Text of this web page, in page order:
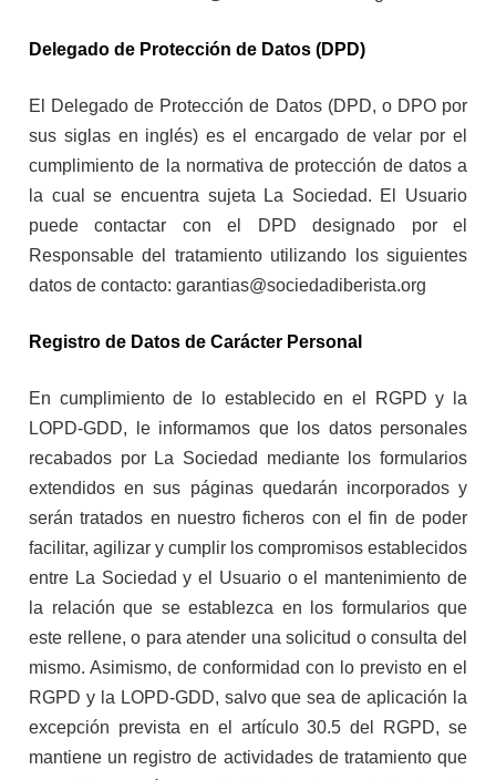
Delegado de Protección de Datos (DPD)
El Delegado de Protección de Datos (DPD, o DPO por
sus siglas en inglés) es el encargado de velar por el
cumplimiento de la normativa de protección de datos a
la cual se encuentra sujeta La Sociedad. El Usuario
puede contactar con el DPD designado por el
Responsable del tratamiento utilizando los siguientes
datos de contacto: garantias@sociedadiberista.org
Registro de Datos de Carácter Personal
En cumplimiento de lo establecido en el RGPD y la
LOPD-GDD, le informamos que los datos personales
recabados por La Sociedad mediante los formularios
extendidos en sus páginas quedarán incorporados y
serán tratados en nuestro ficheros con el fin de poder
facilitar, agilizar y cumplir los compromisos establecidos
entre La Sociedad y el Usuario o el mantenimiento de
la relación que se establezca en los formularios que
este rellene, o para atender una solicitud o consulta del
mismo. Asimismo, de conformidad con lo previsto en el
RGPD y la LOPD-GDD, salvo que sea de aplicación la
excepción prevista en el artículo 30.5 del RGPD, se
mantiene un registro de actividades de tratamiento que